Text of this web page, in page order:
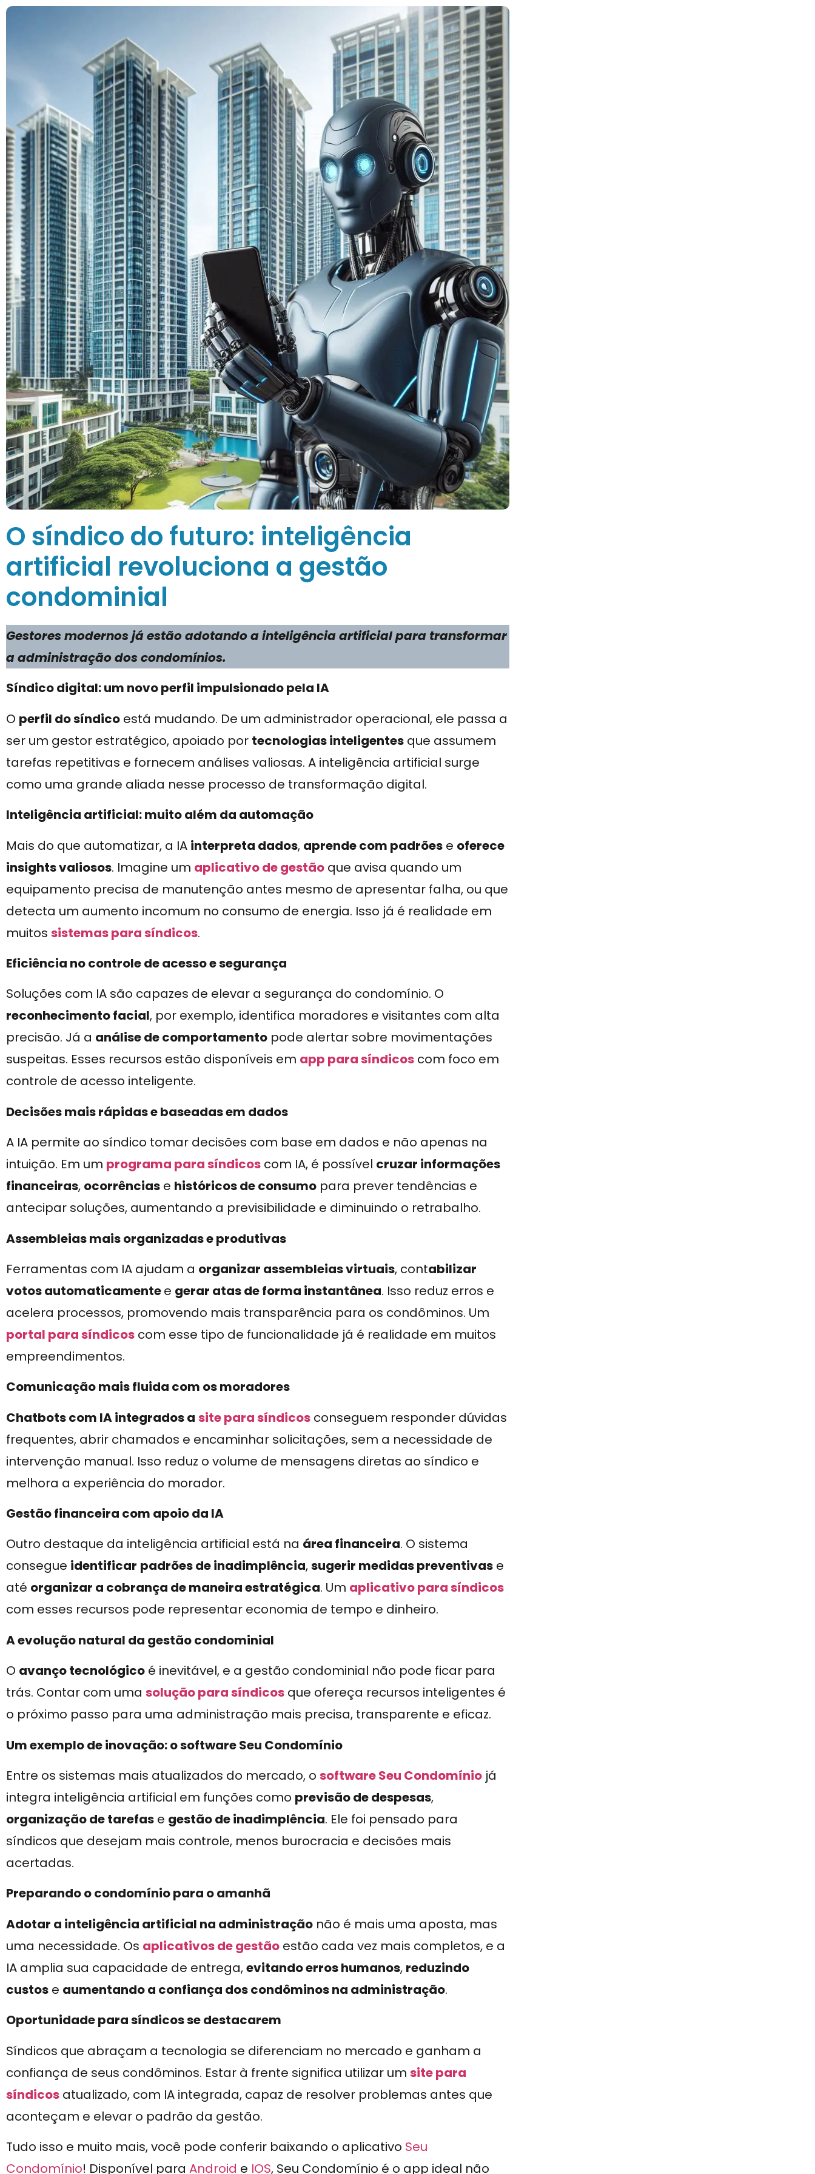
O síndico do futuro: inteligência
artificial revoluciona a gestão
condominial
Gestores modernos já estão adotando a inteligência artificial para transformar
a administração dos condomínios.
Síndico digital: um novo perfil impulsionado pela IA
O perfil do síndico está mudando. De um administrador operacional, ele passa a
ser um gestor estratégico, apoiado por tecnologias inteligentes que assumem
tarefas repetitivas e fornecem análises valiosas. A inteligência artificial surge
como uma grande aliada nesse processo de transformação digital.
Inteligência artificial: muito além da automação
Mais do que automatizar, a IA interpreta dados, aprende com padrões e oferece
insights valiosos. Imagine um aplicativo de gestão que avisa quando um
equipamento precisa de manutenção antes mesmo de apresentar falha, ou que
detecta um aumento incomum no consumo de energia. Isso já é realidade em
muitos sistemas para síndicos.
Eficiência no controle de acesso e segurança
Soluções com IA são capazes de elevar a segurança do condomínio. O
reconhecimento facial, por exemplo, identifica moradores e visitantes com alta
precisão. Já a análise de comportamento pode alertar sobre movimentações
suspeitas. Esses recursos estão disponíveis em app para síndicos com foco em
controle de acesso inteligente.
Decisões mais rápidas e baseadas em dados
A IA permite ao síndico tomar decisões com base em dados e não apenas na
intuição. Em um programa para síndicos com IA, é possível cruzar informações
financeiras, ocorrências e históricos de consumo para prever tendências e
antecipar soluções, aumentando a previsibilidade e diminuindo o retrabalho.
Assembleias mais organizadas e produtivas
Ferramentas com IA ajudam a organizar assembleias virtuais, contabilizar
votos automaticamentee gerar atas de forma instantânea. Isso reduz erros e
acelera processos, promovendo mais transparência para os condôminos. Um
portal para síndicos com esse tipo de funcionalidade já é realidade em muitos
empreendimentos.
Comunicação mais fluida com os moradores
Chatbots com IA integrados a site para síndicos conseguem responder dúvidas
frequentes, abrir chamados e encaminhar solicitações, sem a necessidade de
intervenção manual. Isso reduz o volume de mensagens diretas ao síndico e
melhora a experiência do morador.
Gestão financeira com apoio da IA
Outro destaque da inteligência artificial está na área financeira. O sistema
consegue identificar padrões de inadimplência,sugerir medidas preventivas e
até organizar a cobrança de maneira estratégica. Um aplicativo para síndicos
com esses recursos pode representar economia de tempo e dinheiro.
A evolução natural da gestão condominial
O avanço tecnológico é inevitável, e a gestão condominial não pode ficar para
trás. Contar com uma solução para síndicos que ofereça recursos inteligentes é
o próximo passo para uma administração mais precisa, transparente e eficaz.
Um exemplo de inovação: o software Seu Condomínio
Entre os sistemas mais atualizados do mercado, o software Seu Condomínio já
integra inteligência artificial em funções como previsão de despesas,
organização de tarefas e gestão de inadimplência. Ele foi pensado para
síndicos que desejam mais controle, menos burocracia e decisões mais
acertadas.
Preparando o condomínio para o amanhã
Adotar a inteligência artificial na administração não é mais uma aposta, mas
uma necessidade. Os aplicativos de gestão estão cada vez mais completos, e a
IA amplia sua capacidade de entrega,evitando erros humanos, reduzindo
custos e aumentando a confiança dos condôminos na administração.
Oportunidade para síndicos se destacarem
Síndicos que abraçam a tecnologia se diferenciam no mercado e ganham a
confiança de seus condôminos. Estar à frente significa utilizar um site para
síndicos atualizado, com IA integrada, capaz de resolver problemas antes que
aconteçam e elevar o padrão da gestão.
Tudo isso e muito mais, você pode conferir baixando o aplicativo Seu
Condomínio! Disponível para Android e IOS, Seu Condomínio é o app ideal não